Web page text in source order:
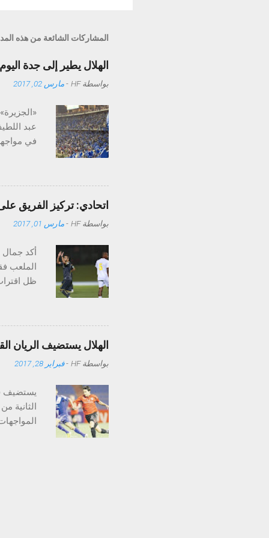
المشاركات الشائعة من هذه
الهلال يطير إلى جدة
بواسطةHF
-مارس 02, 2017
عبد
في
المدير
وفهد
إلى جدة
على ملعب
اتحادي: تركيز الفريق
بواسطةHF
-مارس 01, 2017
أكد جمال
الملعب
ظل
نهائي كأس
الهلال يستضيف الريان
بواسطةHF
-فبراير 28, 2017
يستضيف
الثانية
. ويسعى